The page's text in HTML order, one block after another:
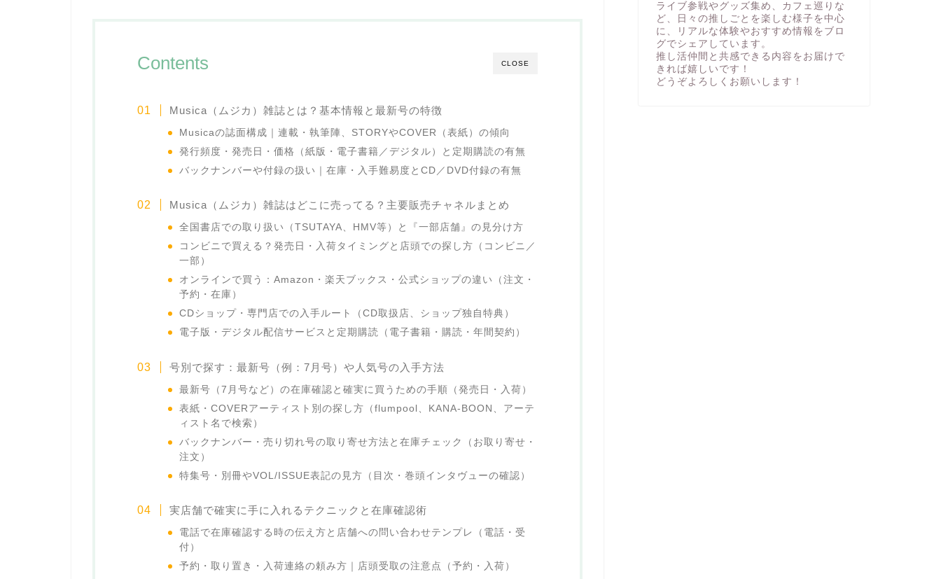
CLOSE
Contents
Musica（ムジカ）雑誌とは？基本情報と最新号の特徴
Musicaの誌面構成｜連載・執筆陣、STORYやCOVER（表紙）の傾向
発行頻度・発売日・価格（紙版・電子書籍／デジタル）と定期購読の有無
バックナンバーや付録の扱い｜在庫・入手難易度とCD／DVD付録の有無
Musica（ムジカ）雑誌はどこに売ってる？主要販売チャネルまとめ
全国書店での取り扱い（TSUTAYA、HMV等）と『一部店舗』の見分け方
コンビニで買える？発売日・入荷タイミングと店頭での探し方（コンビニ／
一部）
オンラインで買う：Amazon・楽天ブックス・公式ショップの違い（注文・
予約・在庫）
CDショップ・専門店での入手ルート（CD取扱店、ショップ独自特典）
電子版・デジタル配信サービスと定期購読（電子書籍・購読・年間契約）
号別で探す：最新号（例：7月号）や人気号の入手方法
最新号（7月号など）の在庫確認と確実に買うための手順（発売日・入荷）
表紙・COVERアーティスト別の探し方（flumpool、KANA-BOON、アーテ
ィスト名で検索）
バックナンバー・売り切れ号の取り寄せ方法と在庫チェック（お取り寄せ・
注文）
特集号・別冊やVOL/ISSUE表記の見方（目次・巻頭インタヴューの確認）
実店舗で確実に手に入れるテクニックと在庫確認術
電話で在庫確認する時の伝え方と店舗への問い合わせテンプレ（電話・受
付）
予約・取り置き・入荷連絡の頼み方｜店頭受取の注意点（予約・入荷）
ライブ参戦やグッズ集め、カフェ巡りな
ど、日々の推しごとを楽しむ様子を中心
に、リアルな体験やおすすめ情報をブロ
グでシェアしています。
推し活仲間と共感できる内容をお届けで
きれば嬉しいです！
どうぞよろしくお願いします！